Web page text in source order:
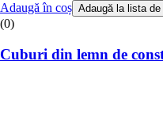
Adaugă în coș Adaugă la lista de
(0)
Cuburi din lemn de